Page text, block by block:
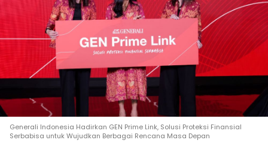
Generali Indonesia Hadirkan GEN Prime Link, Solusi Proteksi Finansial
Serbabisa untuk Wujudkan Berbagai Rencana Masa Depan